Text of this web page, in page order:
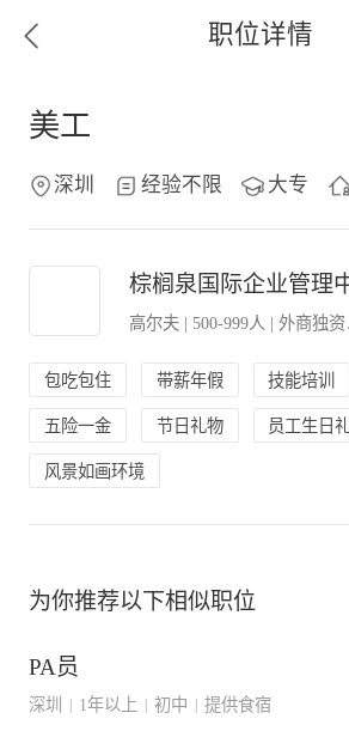
职位详情
美工
深圳 经验不限 大专
高尔夫 | 500-999人 | 外商独资
包吃包住 带薪年假 技能培训
五险一金 节日礼物 员工生日
风景如画环境
为你推荐以下相似职位
PA员
深圳 1年以上 初中 提供食宿